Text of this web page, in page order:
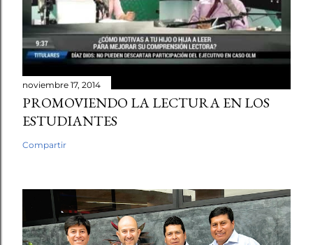
noviembre 17, 2014
PROMOVIENDO LA LECTURA EN LOS
ESTUDIANTES
Compartir